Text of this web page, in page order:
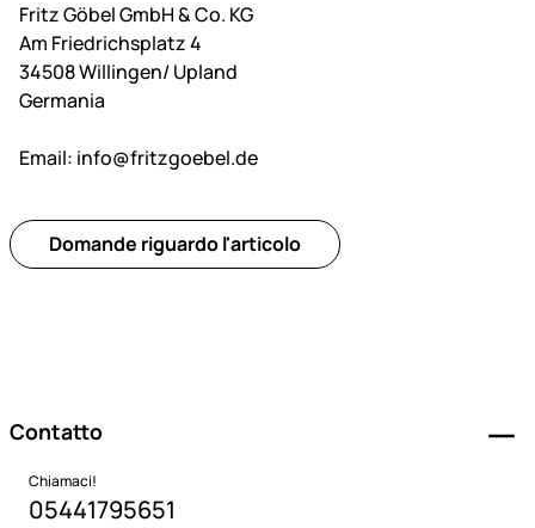
Fritz Göbel GmbH & Co. KG
Am Friedrichsplatz 4
34508 Willingen/ Upland
Germania
Email: info@fritzgoebel.de
Domande riguardo l'articolo
Contatto
Chiamaci!
05441795651